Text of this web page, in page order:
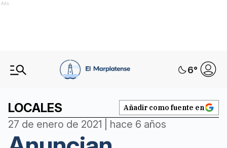
Ads
6°
LOCALES Añadir como fuente en
27 de enero de 2021 | hace 6 años